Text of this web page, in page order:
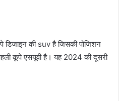
की suv है जिसकी पोजिशन
कूपे एसयूवी है। यह 2024 की दूसरी